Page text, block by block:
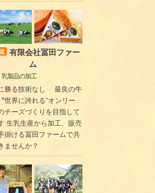
有限会社冨田ファー
ム
製品の加工
勝る技術なし 最良の牛
世界に誇れる”オンリー
チーズづくりを目指して
生乳生産から加工、販売
掛ける冨田ファームで共
ませんか？